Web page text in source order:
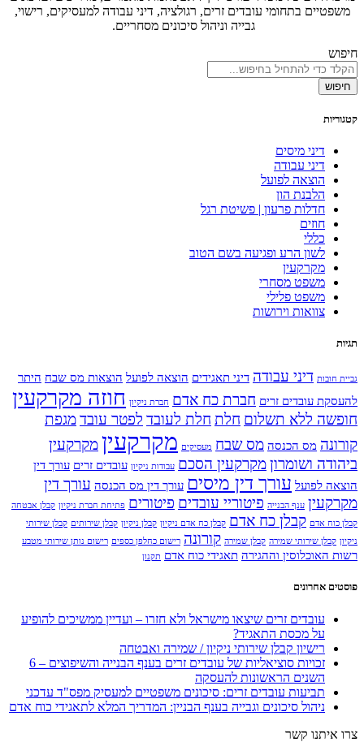
משפטיים בתחומי עובדים זרים, רגולציה, דיני עבודה למעסיקים, רישוי,
גבייה וניהול סיכונים מסחריים.
חיפוש
חיפוש
קטגוריות
דיני מיסים
דיני עבודה
הוצאה לפועל
הלבנת הון
חדלות פרעון | פשיטת רגל
חוזים
כללי
לשון הרע ופגיעה בשם הטוב
מקרקעין
משפט מסחרי
משפט פלילי
צוואות וירושות
תגיות
גביית חובות דיני עבודה דיני תאגידים הוצאה לפועל הוצאות מס שבח היתר
להעסקת עובדים זרים חברת כח אדם חברת ניקיון חוזה מקרקעין
חופשה ללא תשלום חלת חלת לעובד לפטר עובדמגפת
קורונה מס הכנסה מס שבח מעסיקים מקרקעין מקרקעין
ביהודה ושומרוןמקרקעין הסכם עבודות ניקיון עובדים זרים עורך דין
הוצאה לפועל עורך דין מיסים עורך דין מס הכנסה עורך דין
מקרקעין ענף הבנייה פיטוריי עובדים פיטורים פתיחת חברת ניקיון קבלן אבטחה
קבלן כוח אדם קבלן כח אדם קבלן כח אדם ניקיון קבלן ניקיון קבלן שירותים קבלן שירותי
ניקיון קבלן שירותי שמירה קבלן שמירה קורונה רישום כחלפן כספים רישום נותן שירותי מטבע
רשות האוכלוסין וההגירה תאגידי כוח אדם תקנון
פוסטים אחרונים
עובדים זרים שיצאו מישראל ולא חזרו – ועדיין ממשיכים להופיע
על מכסת התאגיד?
רישיון קבלן שירותי ניקיון / שמירה ואבטחה
זכויות סוציאליות של עובדים זרים בענף הבנייה והשיפוצים – 6
השנים הראשונות להעסקה
תביעות עובדים זרים: סיכונים משפטיים למעסיק מפס"ד עדכני
ניהול סיכונים וגבייה בענף הבניין: המדריך המלא לתאגידי כוח אדם
צרו איתנו קשר